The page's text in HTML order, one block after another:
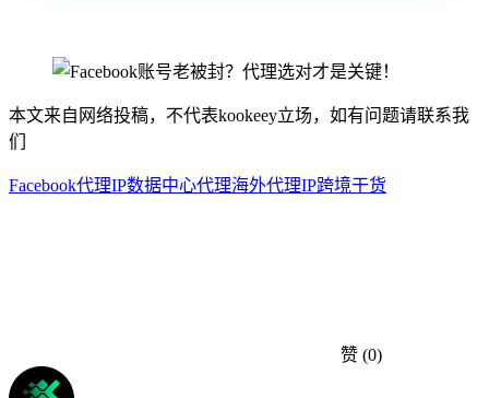
本文来自网络投稿，不代表kookeey立场，如有问题请联系我
们
Facebook代理IP数据中心代理海外代理IP跨境干货
赞 (0)